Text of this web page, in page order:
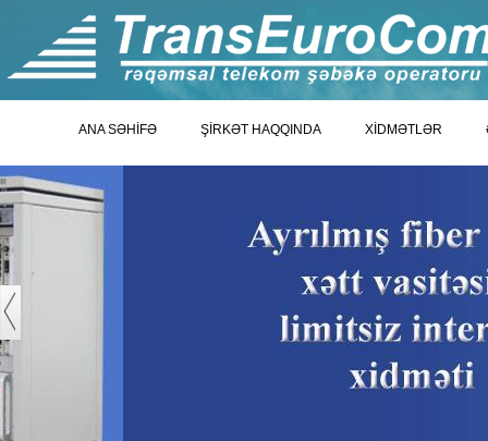
ANA SƏHİFƏ ŞİRKƏT HAQQINDA XİDMƏTLƏR